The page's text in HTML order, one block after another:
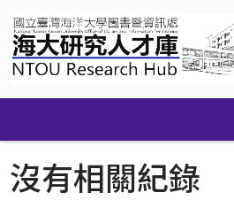
navigation
沒有相關紀錄